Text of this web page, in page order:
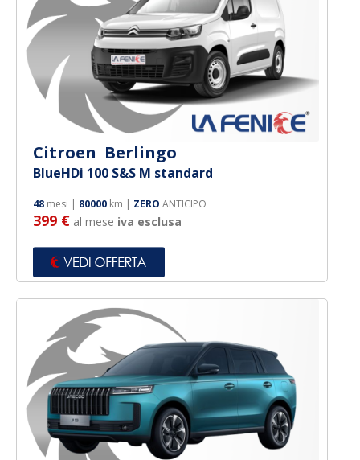
Citroen Berlingo
BlueHDi 100 S&S M standard
48 mesi | 80000 km | ZERO ANTICIPO
399 € al mese iva esclusa